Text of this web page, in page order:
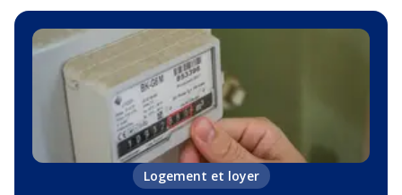
Logement et loyer